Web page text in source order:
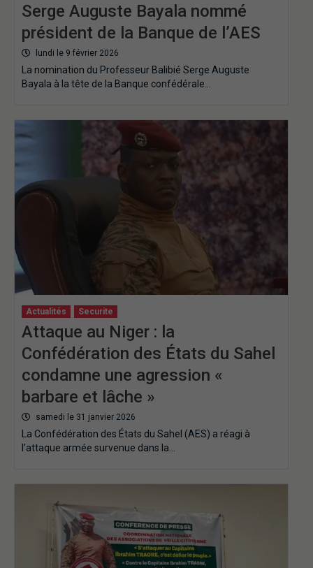
Serge Auguste Bayala nommé
président de la Banque de l’AES
lundi le 9 février 2026
La nomination du Professeur Balibié Serge Auguste
Bayala à la tête de la Banque confédérale…
Actualités Securite
Attaque au Niger : la
Confédération des États du Sahel
condamne une agression «
barbare et lâche »
samedi le 31 janvier 2026
La Confédération des États du Sahel (AES) a réagi à
l’attaque armée survenue dans la…